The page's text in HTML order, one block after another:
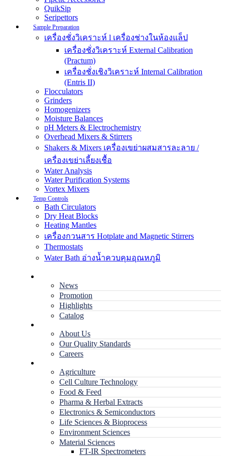
QuikSip
Seripettors
Sample Preparation
เครื่องชั่งวิเคราะห์ l เครื่องช่างในห้องแล็ป
เครื่องชั่งวิเคราะห์ External Calibration
(Practum)
เครื่องชั่งเชิงวิเคราะห์ Internal Calibration
(Entris II)
Flocculators
Grinders
Homogenizers
Moisture Balances
pH Meters & Electrochemistry
Overhead Mixers & Stirrers
Shakers & Mixers เครื่องเขย่าผสมสารละลาย /
เครื่องเขย่าเลี้ยงเชื้อ
Water Analysis
Water Purification Systems
Vortex Mixers
Temp Controls
Bath Circulators
Dry Heat Blocks
Heating Mantles
เครื่องกวนสาร Hotplate and Magnetic Stirrers
Thermostats
Water Bath อ่างน้ำควบคุมอุณหภูมิ
News
Promotion
Highlights
Catalog
About Us
Our Quality Standards
Careers
Agriculture
Cell Culture Technology
Food & Feed
Pharma & Herbal Extracts
Electronics & Semiconductors
Life Sciences & Bioprocess
Environment Sciences
Material Sciences
FT-IR Spectrometers